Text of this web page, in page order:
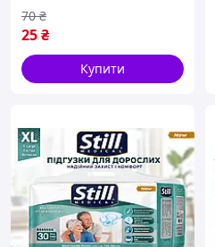
25₴
70 ₴
Купити